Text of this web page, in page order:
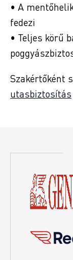
• A
fedezi
• Teljes körű
Szakértőként
utasbiztosítás